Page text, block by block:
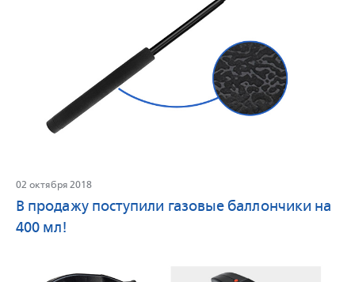
02 октября 2018
В продажу поступили газовые баллончики на
400 мл!